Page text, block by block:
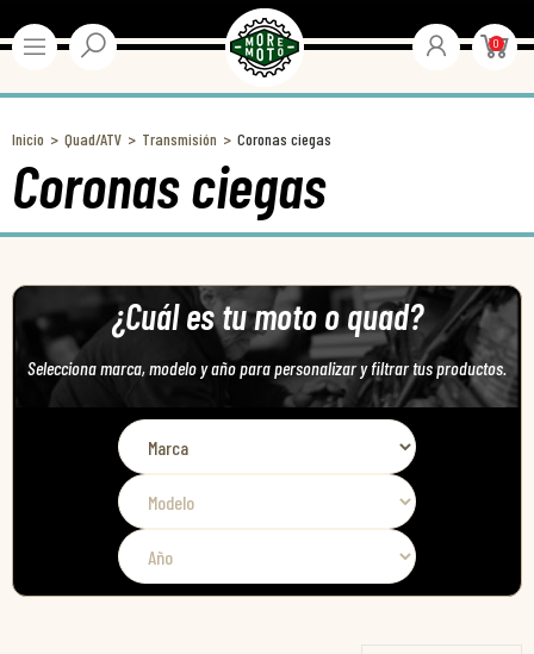
0
Inicio Quad/ATV Transmisión Coronas ciegas
Coronas ciegas
¿Cuál es tu moto o quad?
Selecciona marca, modelo y año para personalizar y filtrar tus productos.